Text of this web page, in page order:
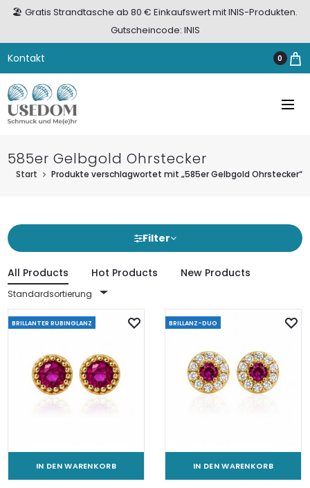
🏖️ Gratis Strandtasche ab 80 € Einkaufswert mit INIS-Produkten.
Gutscheincode: INIS
Kontakt 0
585er Gelbgold Ohrstecker
Start Produkte verschlagwortet mit „585er Gelbgold Ohrstecker“
Filter
All Products Hot Products New Products
Standardsortierung
BRILLANTER RUBINGLANZ
IN DEN WARENKORB
BRILLANZ-DUO
IN DEN WARENKORB